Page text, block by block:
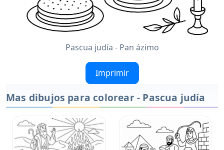
Pascua judía - Pan ázimo
Imprimir
Mas dibujos para colorear - Pascua judía